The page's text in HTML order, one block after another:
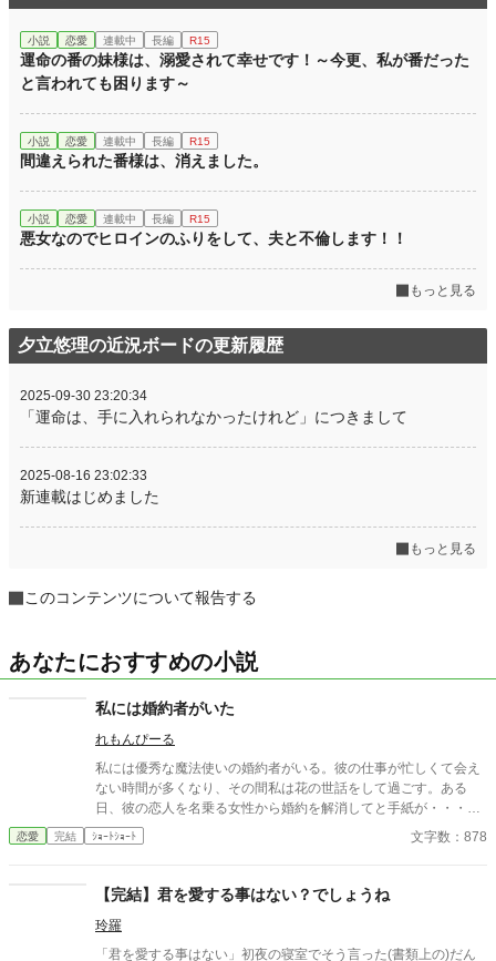
小説 恋愛 連載中 長編 R15
運命の番の妹様は、溺愛されて幸せです！～今更、私が番だった
と言われても困ります～
小説 恋愛 連載中 長編 R15
間違えられた番様は、消えました。
小説 恋愛 連載中 長編 R15
悪女なのでヒロインのふりをして、夫と不倫します！！
もっと見る
夕立悠理の近況ボードの更新履歴
2025-09-30 23:20:34
「運命は、手に入れられなかったけれど」につきまして
2025-08-16 23:02:33
新連載はじめました
もっと見る
このコンテンツについて報告する
あなたにおすすめの小説
私には婚約者がいた
れもんぴーる
私には優秀な魔法使いの婚約者がいる。彼の仕事が忙しくて会え
ない時間が多くなり、その間私は花の世話をして過ごす。ある
日、彼の恋人を名乗る女性から婚約を解消してと手紙が・・・。
私は大切な花の世話を忘れるほど嘆き悲しむ。すると彼
は・・・？ ＊かなりショートストーリーです。長編にするつもり
うにもこれでしか納まりませんでした。不思議な力が(#^^#) ＊な
ろうにも投稿しています
恋愛 完結 ｼｮｰﾄｼｮｰﾄ 文字数：878
【完結】君を愛する事はない？でしょうね
玲羅
「君を愛する事はない」初夜の寝室でそう言った(書類上の)だん